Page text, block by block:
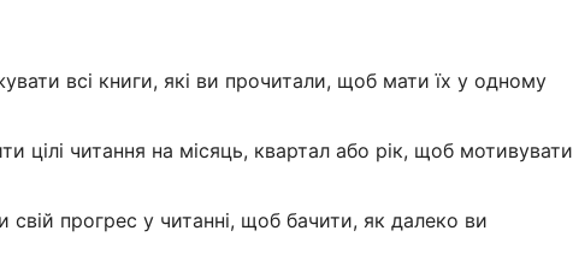
всі книги, які ви прочитали, щоб мати їх у одному
цілі читання на місяць, квартал або рік, щоб мотивувати
прогрес у читанні, щоб бачити, як далеко ви